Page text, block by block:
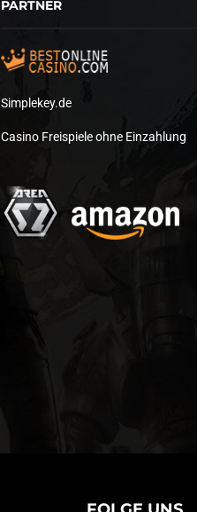
PARTNER
Simplekey.de
Casino Freispiele ohne Einzahlung